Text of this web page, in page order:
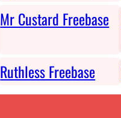
Mr Custard Freebase
Ruthless Freebase